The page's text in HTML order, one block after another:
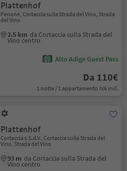
Plattenhof
Penone, Cortaccia sulla Strada del Vino, Strada
del Vino
2.5 km da Cortaccia sulla Strada del
Vino centro
Alto Adige Guest Pass
Da 110€
1 notte / 1 appartamento IVA incl.
Plattenhof
Cortaccia s.S.d.V., Cortaccia sulla Strada del
Vino, Strada del Vino
93 m da Cortaccia sulla Strada del
Vino centro